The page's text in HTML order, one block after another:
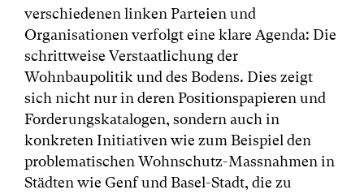
verschiedenen linken Parteien und
Organisationen verfolgt eine klare Agenda: Die
schrittweise Verstaatlichung der
Wohnbaupolitik und des Bodens. Dies zeigt
sich nicht nur in deren Positionspapieren und
Forderungskatalogen, sondern auch in
konkreten Initiativen wie zum Beispiel den
problematischen Wohnschutz-Massnahmen in
Städten wie Genf und Basel-Stadt, die zu